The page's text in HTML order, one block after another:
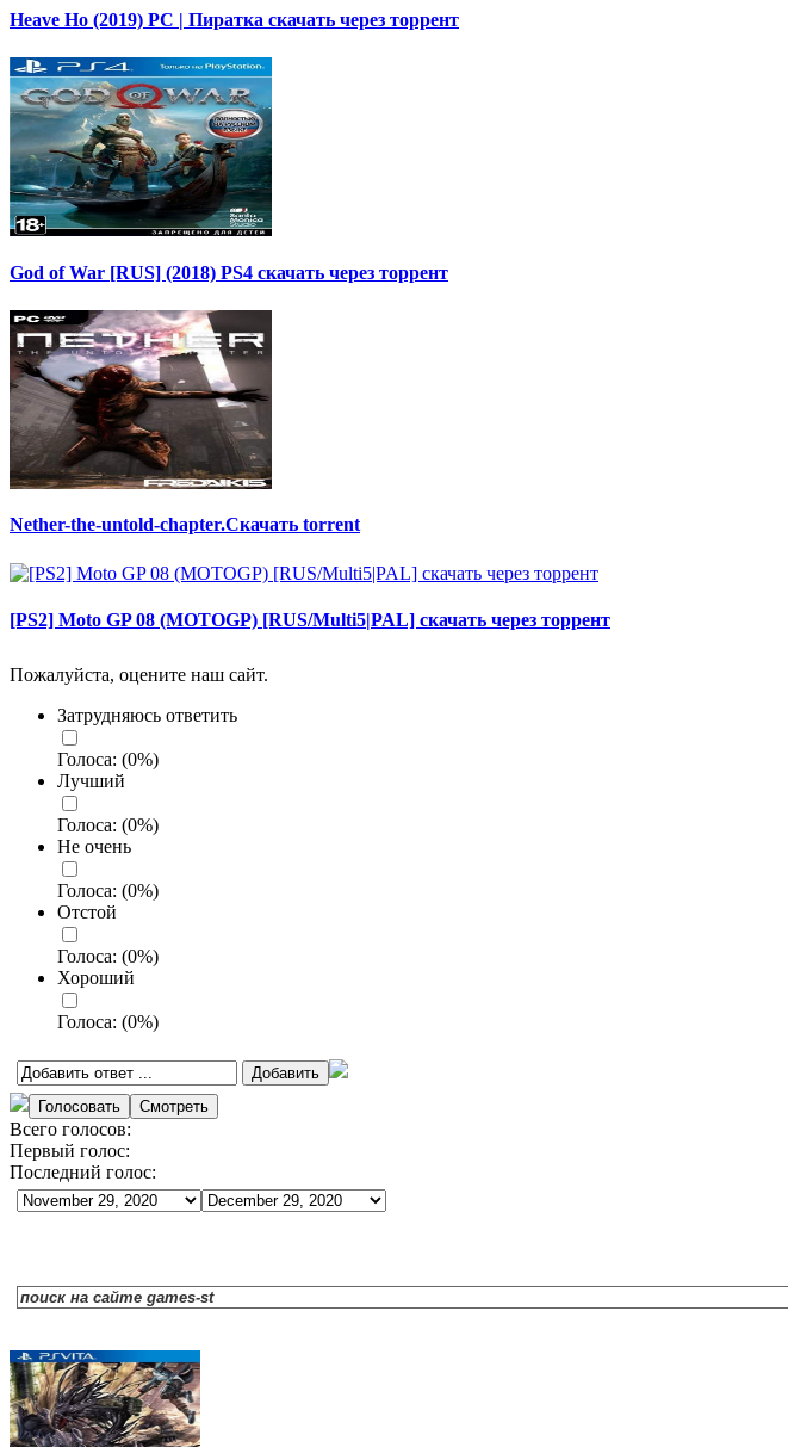
Heave Ho (2019) PC | Пиратка скачать через торрент
God of War [RUS] (2018) PS4 скачать через торрент
Nether-the-untold-chapter.Скачать torrent
[PS2] Moto GP 08 (MOTOGP) [RUS/Multi5|PAL] скачать через торрент
Пожалуйста, оцените наш сайт.
Затрудняюсь ответить
Голоса: (0%)
Лучший
Голоса: (0%)
Не очень
Голоса: (0%)
Отстой
Голоса: (0%)
Хороший
Голоса: (0%)
Всего голосов:
Первый голос:
Последний голос: